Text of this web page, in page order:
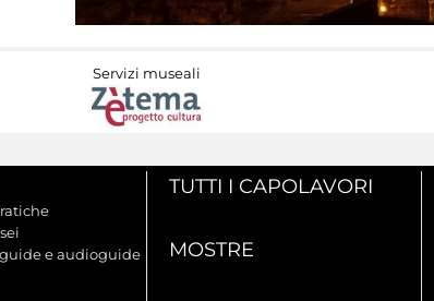
Servizi museali
e audioguide
TUTTI I CAPOLAVORI
MOSTRE